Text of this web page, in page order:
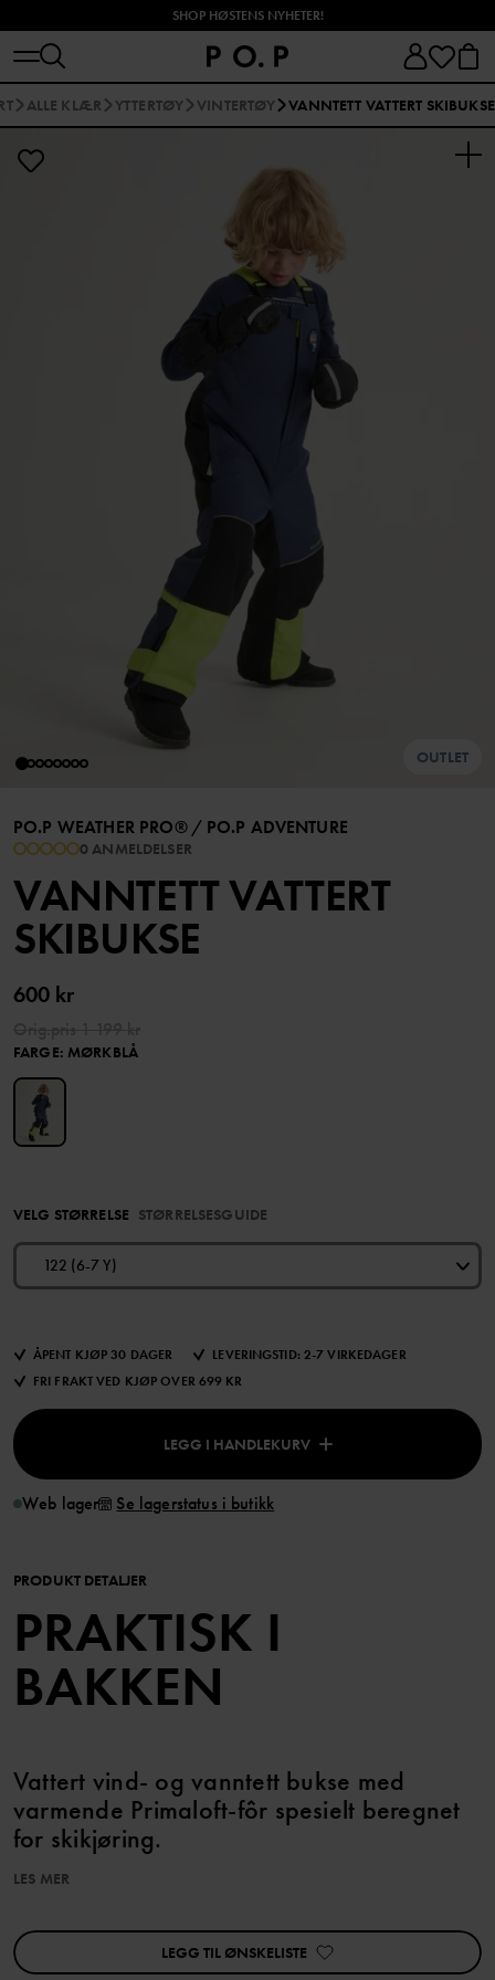
SHOP HØSTENS NYHETER!
ALLE KLÆR YTTERTØY VINTERTØY VANNTETT VATTERT SKIBUKSE
OUTLET
PO.P WEATHER PRO® / PO.P ADVENTURE
0 ANMELDELSER
VANNTETT VATTERT
SKIBUKSE
600 kr
FARGE: MØRKBLÅ
VELG STØRRELSE STØRRELSESGUIDE
122 (6-7 Y)
ÅPENT KJØP 30 DAGER
LEVERINGSTID: 2-7 VIRKEDAGER
FRI FRAKT VED KJØP OVER 699 KR
LEGG I HANDLEKURV
Web lager Se lagerstatus i butikk
PRODUKT DETALJER
PRAKTISK I
BAKKEN
Vattert vind- og vanntett bukse med
varmende Primaloft-fôr spesielt beregnet
for skikjøring.
Dette produktet er en del av kolleksjonen PO.P On Adventure Ski
Edition, som består av funksjonelle og varme klær for herlige
dager i bakker og snø.
LES MER
LEGG TIL ØNSKELISTE